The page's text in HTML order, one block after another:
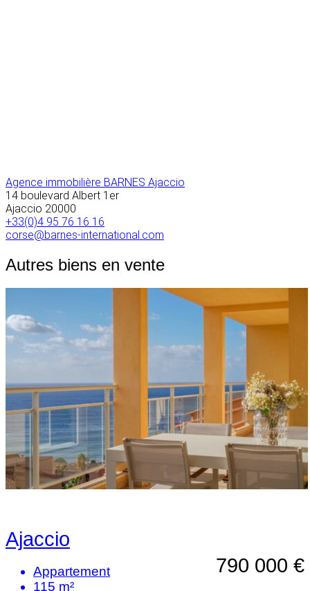
Agence immobilière BARNES Ajaccio
14 boulevard Albert 1er
Ajaccio 20000
+33(0)4 95 76 16 16
corse@barnes-international.com
Autres biens en vente
Ajaccio
790 000 €
Appartement
115 m²